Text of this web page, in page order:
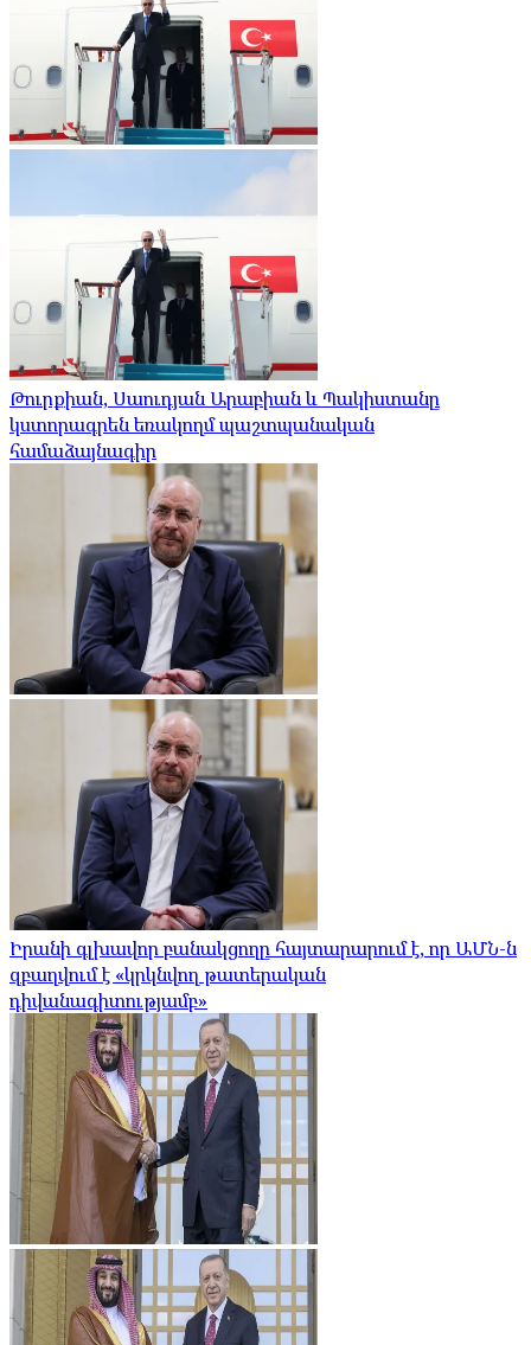
Թուրքիան, Սաուդյան Արաբիան և Պակիստանը
կստորագրեն եռակողմ պաշտպանական
համաձայնագիր
Իրանի գլխավոր բանակցողը հայտարարում է, որ ԱՄՆ-ն
զբաղվում է «կրկնվող թատերական
դիվանագիտությամբ»